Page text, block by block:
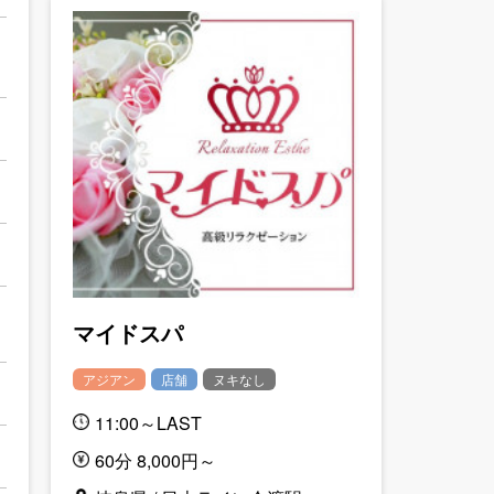
マイドスパ
アジアン 店舗 ヌキなし
11:00～LAST
60分 8,000円～